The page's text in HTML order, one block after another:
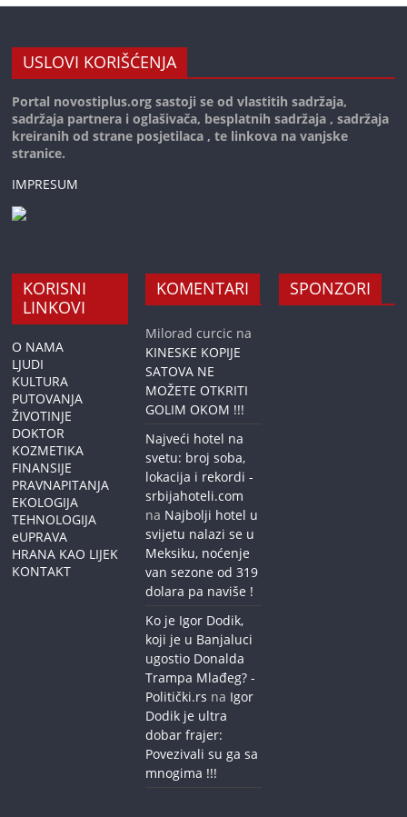
USLOVI KORIŠĆENJA
Portal novostiplus.org sastoji se od vlastitih sadržaja,
sadržaja partnera i oglašivača, besplatnih sadržaja , sadržaja
kreiranih od strane posjetilaca , te linkova na vanjske
stranice.
IMPRESUM
KORISNI
LINKOVI
O NAMA
LJUDI
KULTURA
PUTOVANJA
ŽIVOTINJE
DOKTOR
KOZMETIKA
FINANSIJE
PRAVNAPITANJA
EKOLOGIJA
TEHNOLOGIJA
eUPRAVA
HRANA KAO LIJEK
KONTAKT
KOMENTARI
Milorad curcic na
KINESKE KOPIJE
SATOVA NE
MOŽETE OTKRITI
GOLIM OKOM !!!
Najveći hotel na
svetu: broj soba,
lokacija i rekordi -
srbijahoteli.com
na Najbolji hotel u
svijetu nalazi se u
Meksiku, noćenje
van sezone od 319
dolara pa naviše !
Ko je Igor Dodik,
koji je u Banjaluci
ugostio Donalda
Trampa Mlađeg? -
Politički.rs na Igor
Dodik je ultra
dobar frajer:
Povezivali su ga sa
mnogima !!!
SPONZORI